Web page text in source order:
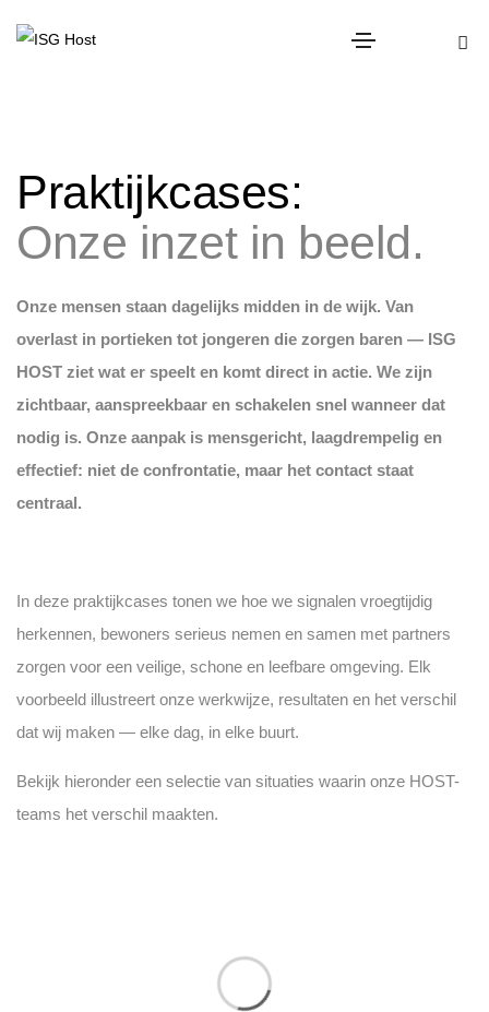
Praktijkcases:
Onze inzet in beeld.
Onze mensen staan dagelijks midden in de wijk. Van
overlast in portieken tot jongeren die zorgen baren — ISG
HOST ziet wat er speelt en komt direct in actie. We zijn
zichtbaar, aanspreekbaar en schakelen snel wanneer dat
nodig is. Onze aanpak is mensgericht, laagdrempelig en
effectief: niet de confrontatie, maar het contact staat
centraal.
In deze praktijkcases tonen we hoe we signalen vroegtijdig
herkennen, bewoners serieus nemen en samen met partners
zorgen voor een veilige, schone en leefbare omgeving. Elk
voorbeeld illustreert onze werkwijze, resultaten en het verschil
dat wij maken — elke dag, in elke buurt.
Bekijk hieronder een selectie van situaties waarin onze HOST-
teams het verschil maakten.